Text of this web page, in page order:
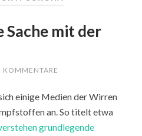
mit der
KOMMENTARE
einige Medien der Wirren
an. So titelt etwa
grundlegende